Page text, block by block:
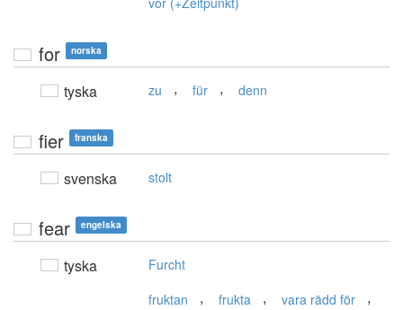
for norska
tyska zu , für , denn
fier franska
svenska stolt
fear engelska
tyska Furcht
fruktan , frukta , vara rädd för ,